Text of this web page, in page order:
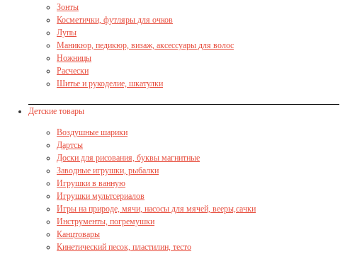
Зонты
Косметички, футляры для очков
Лупы
Маникюр, педикюр, визаж, аксессуары для волос
Ножницы
Расчески
Шитье и рукоделие, шкатулки
Детские товары
Воздушные шарики
Дартсы
Доски для рисования, буквы магнитные
Заводные игрушки, рыбалки
Игрушки в ванную
Игрушки мультсериалов
Игры на природе, мячи, насосы для мячей, вееры,сачки
Инструменты, погремушки
Канцтовары
Кинетический песок, пластилин, тесто